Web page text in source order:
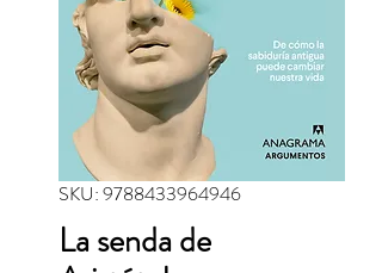
SKU: 9788433964946
La senda de